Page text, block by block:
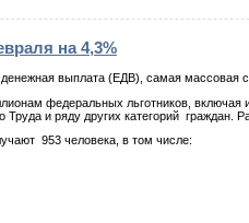
на 4,3%
выплата (ЕДВ), самая массовая
федеральных льготников, включая
и ряду других категорий граждан.
953 человека, в том числе: